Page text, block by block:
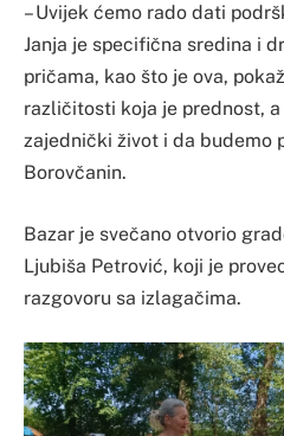
– Uvijek ćemo rado dati
Janja je specifična sredina i
pričama, kao što je ova,
različitosti koja je prednost, a
zajednički život i da budemo
Borovčanin.
Bazar je svečano otvorio
Ljubiša Petrović, koji je
razgovoru sa izlagačima.